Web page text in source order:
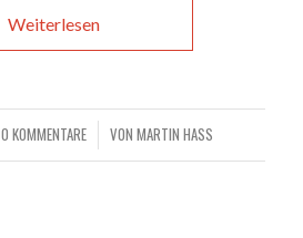
Weiterlesen
0 KOMMENTARE
/ VON MARTIN HASS